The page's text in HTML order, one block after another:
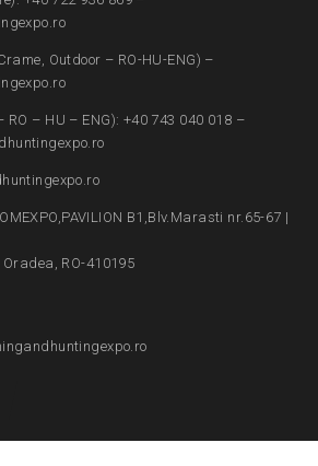
Outdoor – RO-HU-ENG) –
– HU – ENG): +40 743 040 018 –
B1,Blv.Marasti nr.65-67 |
RO-410195